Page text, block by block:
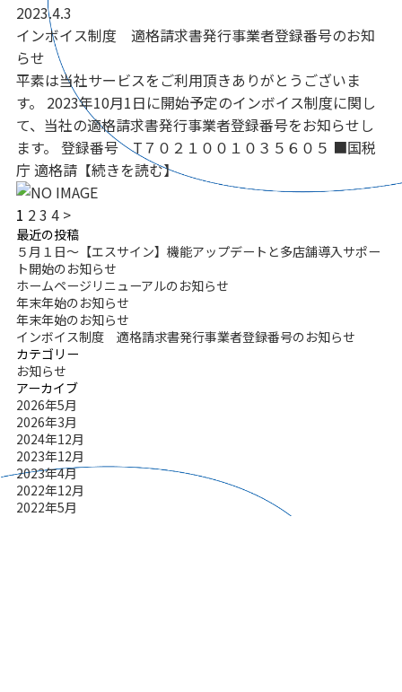
2023.4.3
インボイス制度 適格請求書発行事業者登録番号のお知
らせ
平素は当社サービスをご利用頂きありがとうございま
す。 2023年10月1日に開始予定のインボイス制度に関し
て、当社の適格請求書発行事業者登録番号をお知らせし
ます。 登録番号 T７０２１００１０３５６０５ ■国税
庁 適格請【続きを読む】
1 2 3 4 >
最近の投稿
５月１日～【エスサイン】機能アップデートと多店舗導入サポー
ト開始のお知らせ
ホームページリニューアルのお知らせ
年末年始のお知らせ
年末年始のお知らせ
インボイス制度 適格請求書発行事業者登録番号のお知らせ
カテゴリー
お知らせ
アーカイブ
2026年5月
2026年3月
2024年12月
2023年12月
2023年4月
2022年12月
2022年5月